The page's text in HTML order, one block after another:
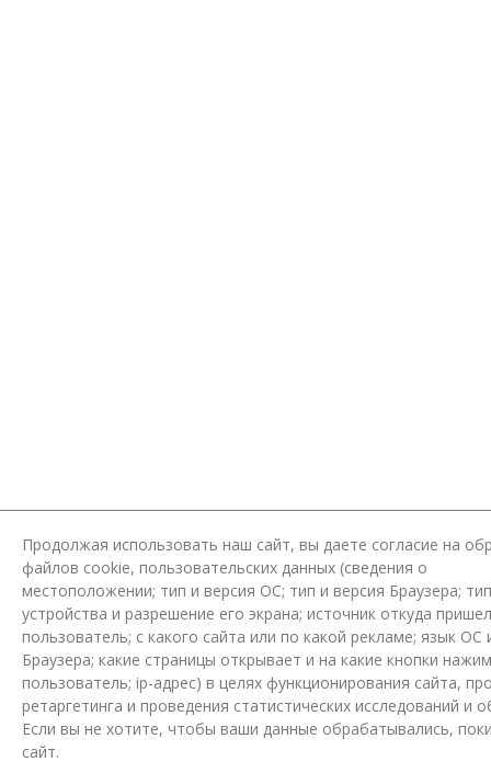
Продолжая использовать наш сайт, вы даете согласие на
файлов cookie, пользовательских данных (сведения о
местоположении; тип и версия ОС; тип и версия Браузера; тип
устройства и разрешение его экрана; источник откуда
пользователь; с какого сайта или по какой рекламе; язык ОС
Браузера; какие страницы открывает и на какие кнопки
пользователь; ip-адрес) в целях функционирования сайта,
ретаргетинга и проведения статистических исследований и
Если вы не хотите, чтобы ваши данные обрабатывались,
сайт.